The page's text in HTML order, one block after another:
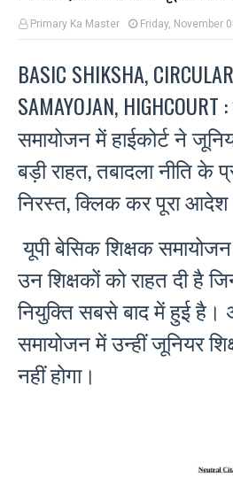
Primary Ka Master Friday, November
BASIC SHIKSHA,
SAMAYOJAN,
समायोजन में हाईकोर्ट ने
बड़ी राहत, तबादला नीति के
निरस्त, क्लिक कर पूरा
यूपी बेसिक शिक्षक
उन शिक्षकों को राहत दी है
नियुक्ति सबसे बाद में हुई है।
समायोजन में उन्हीं जूनियर
नहीं होगा।